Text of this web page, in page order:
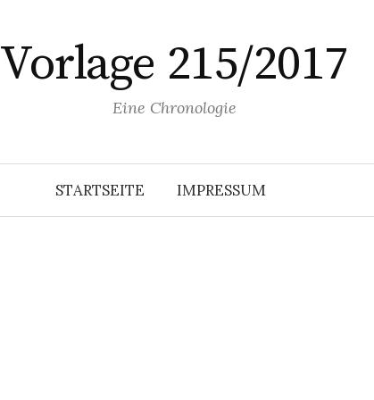
Vorlage 215/2017
Eine Chronologie
STARTSEITE IMPRESSUM